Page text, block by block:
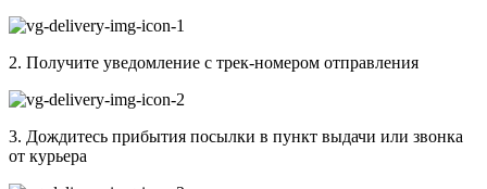
2. Получите уведомление с трек-номером отправления
3. Дождитесь прибытия посылки в пункт выдачи или звонка
от курьера